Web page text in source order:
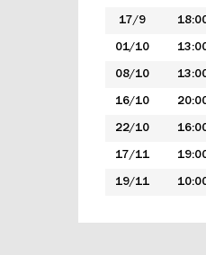
17/9
01/10
08/10
16/10
22/10
17/11
19/11